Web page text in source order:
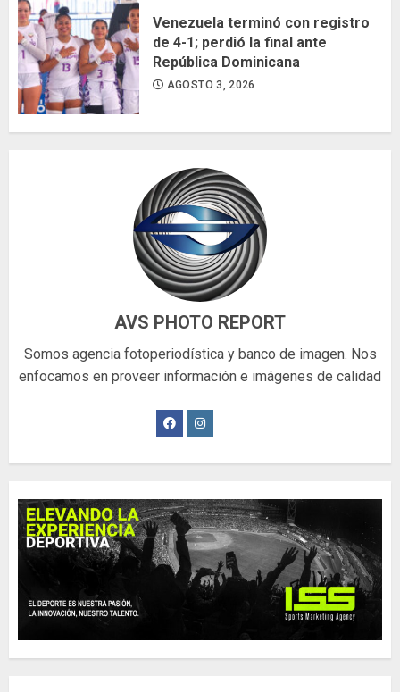
Venezuela terminó con registro
de 4-1; perdió la final ante
República Dominicana
AGOSTO 3, 2026
AVS PHOTO REPORT
Somos agencia fotoperiodística y banco de imagen. Nos
enfocamos en proveer información e imágenes de calidad